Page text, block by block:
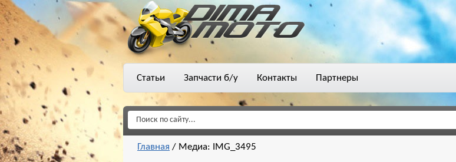
Статьи Запчасти б/у Контакты Партнеры
Главная / Медиа: IMG_3495